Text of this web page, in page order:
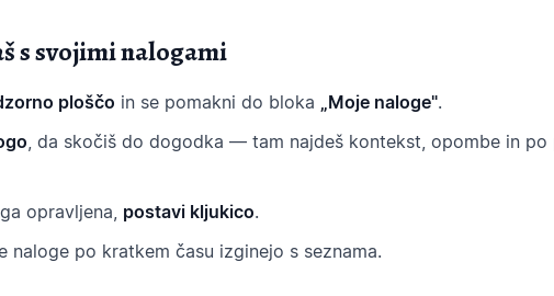
s svojimi nalogami
ploščo in se pomakni do bloka „Moje naloge".
, da skočiš do dogodka — tam najdeš kontekst, opombe in po
opravljena, postavi kljukico.
naloge po kratkem času izginejo s seznama.